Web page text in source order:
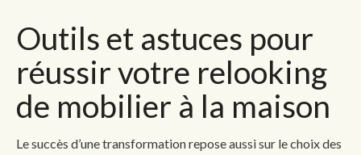
Outils et astuces pour
réussir votre relooking
de mobilier à la maison
Le succès d’une transformation repose aussi sur le choix des